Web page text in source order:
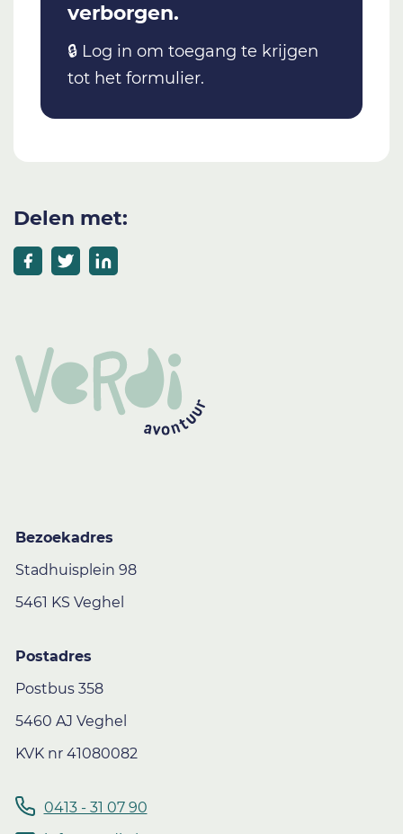
verborgen.
🔒 Log in om toegang te krijgen
tot het formulier.
Delen met:
Bezoekadres
Stadhuisplein 98
5461 KS Veghel
Postadres
Postbus 358
5460 AJ Veghel
KVK nr 41080082
0413 - 31 07 90